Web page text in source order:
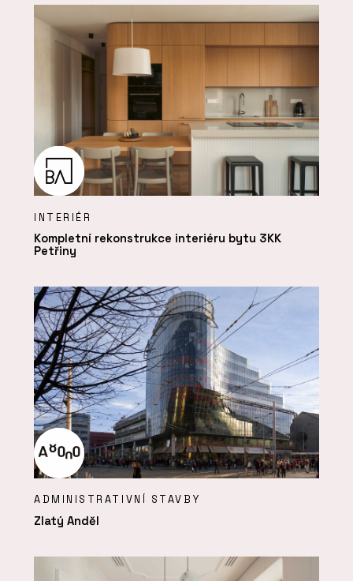
INTERIÉR
Kompletní rekonstrukce interiéru bytu 3KK
Petřiny
ADMINISTRATIVNÍ STAVBY
Zlatý Anděl